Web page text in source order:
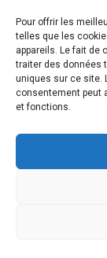
Pour offrir les
telles que les
appareils. Le fait de
traiter des données
uniques sur ce site.
consentement peut
et fonctions.
déploiemen
t et la
maintenan
ce de leur
système
ons.